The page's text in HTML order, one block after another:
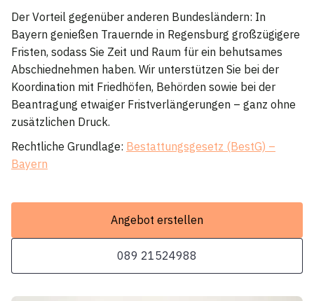
Der Vorteil gegenüber anderen Bundesländern: In
Bayern genießen Trauernde in Regensburg großzügigere
Fristen, sodass Sie Zeit und Raum für ein behutsames
Abschiednehmen haben. Wir unterstützen Sie bei der
Koordination mit Friedhöfen, Behörden sowie bei der
Beantragung etwaiger Fristverlängerungen – ganz ohne
zusätzlichen Druck.
Rechtliche Grundlage: Bestattungsgesetz (BestG) –
Bayern
Angebot erstellen
089 21524988